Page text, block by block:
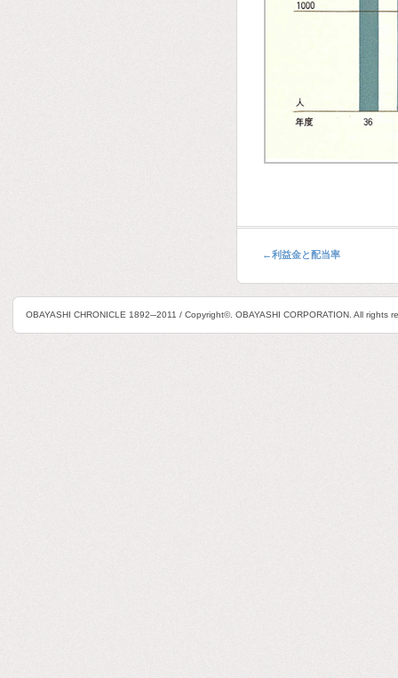
←利益金と配当率
OBAYASHI CHRONICLE 1892─2011 / Copyright©. OBAYASHI CORPORATION. All rights